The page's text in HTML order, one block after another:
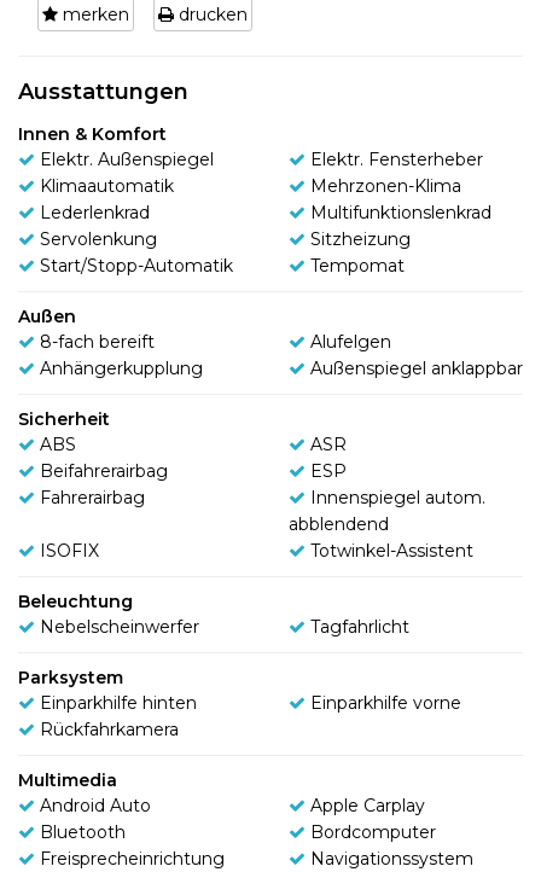
merken drucken
Ausstattungen
Innen & Komfort
Elektr. Außenspiegel
Elektr. Fensterheber
Klimaautomatik
Mehrzonen-Klima
Lederlenkrad
Multifunktionslenkrad
Servolenkung
Sitzheizung
Start/Stopp-Automatik
Tempomat
Außen
8-fach bereift
Alufelgen
Anhängerkupplung
Außenspiegel anklappbar
Sicherheit
ABS
ASR
Beifahrerairbag
ESP
Fahrerairbag
Innenspiegel autom.
abblendend
ISOFIX
Totwinkel-Assistent
Beleuchtung
Nebelscheinwerfer
Tagfahrlicht
Parksystem
Einparkhilfe hinten
Einparkhilfe vorne
Rückfahrkamera
Multimedia
Android Auto
Apple Carplay
Bluetooth
Bordcomputer
Freisprecheinrichtung
Navigationssystem